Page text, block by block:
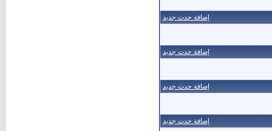
إضافة حدث جديد
إضافة حدث جديد
إضافة حدث جديد
إضافة حدث جديد